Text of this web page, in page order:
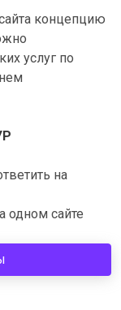
концепцию
услуг по
на
одном сайте